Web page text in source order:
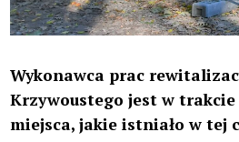
Wykonawca prac
Krzywoustego jest w
miejsca, jakie istniało w tej